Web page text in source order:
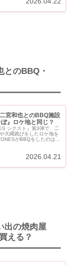
とのBBQ・
宮和也とのBBQ施設
』ロケ地と同じ？
シクスト』第3弾で、二
大縄跳びをしたロケ地を
2026.04.21
出の焼肉屋
える？